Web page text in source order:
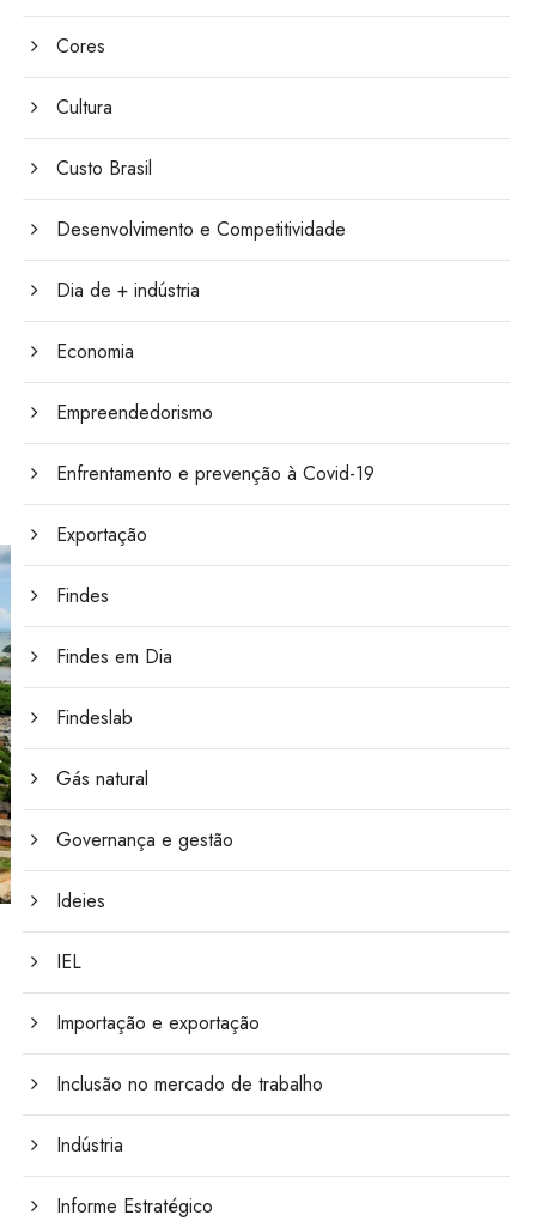
Cores
Cultura
Custo Brasil
Desenvolvimento e Competitividade
Dia de + indústria
Economia
Empreendedorismo
Enfrentamento e prevenção à Covid-19
Exportação
Findes
Findes em Dia
Findeslab
Gás natural
Governança e gestão
Ideies
IEL
Importação e exportação
Inclusão no mercado de trabalho
Indústria
Informe Estratégico